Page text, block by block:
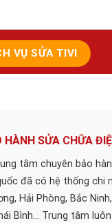
HÀNH SỬA CHỮA
tâm chuyên bảo
đã có hệ thống chi
Hải Phòng, Bắc
Bình... Trung tâm